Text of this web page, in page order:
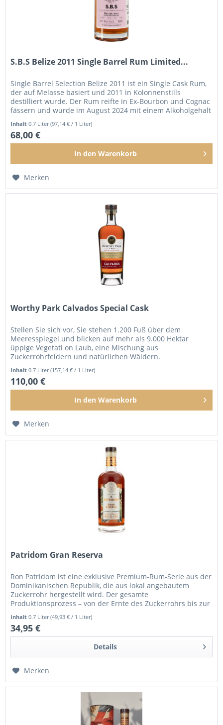
S.B.S Belize 2011 Single Barrel Rum Limited...
Single Barrel Selection Belize 2011 ist ein Single Cask Rum,
der auf Melasse basiert und 2011 in Kolonnenstills
destilliert wurde. Der Rum reifte in Ex-Bourbon und Cognac
fässern und wurde im August 2024 mit einem Alkoholgehalt
Inhalt0.7 Liter(97,14 € / 1 Liter)
68,00 €
In den Warenkorb
Merken
Worthy Park Calvados Special Cask
Stellen Sie sich vor, Sie stehen 1.200 Fuß über dem
Meeresspiegel und blicken auf mehr als 9.000 Hektar
üppige Vegetati on Laub, eine Mischung aus
Zuckerrohrfeldern und natürlichen Wäldern.
Inhalt0.7 Liter(157,14 € / 1 Liter)
110,00 €
In den Warenkorb
Merken
Patridom Gran Reserva
Ron Patridom ist eine exklusive Premium-Rum-Serie aus der
Dominikanischen Republik, die aus lokal angebautem
Zuckerrohr hergestellt wird. Der gesamte
Produktionsprozess – von der Ernte des Zuckerrohrs bis zur
Inhalt0.7 Liter(49,93 € / 1 Liter)
34,95 €
Details
Merken